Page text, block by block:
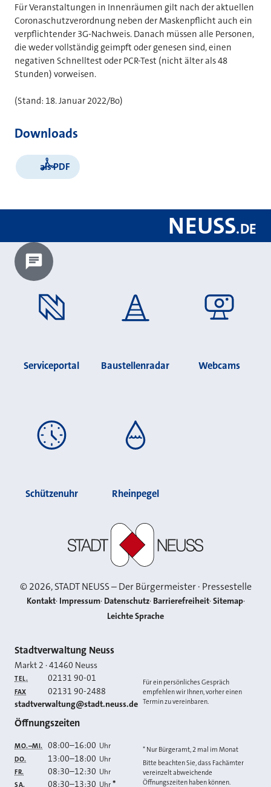
Für Veranstaltungen in Innenräumen gilt nach der aktuellen
Coronaschutzverordnung neben der Maskenpflicht auch ein
verpflichtender 3G-Nachweis. Danach müssen alle Personen,
die weder vollständig geimpft oder genesen sind, einen
negativen Schnelltest oder PCR-Test (nicht älter als 48
Stunden) vorweisen.
(Stand: 18. Januar 2022/Bo)
Downloads
als PDF
NEUSS.DE
Chatbot laden?
Serviceportal Baustellenradar Webcams
Schützenuhr Rheinpegel
©2026, STADT NEUSS – Der Bürgermeister · Pressestelle
Kontakt Impressum Datenschutz Barrierefreiheit Sitemap
Leichte Sprache
Kontakt
Stadtverwaltung Neuss
Markt 2 ·41460 Neuss
TEL. 02131 90-01
FAX 02131 90-2488
E-MAIL
stadtverwaltung@stadt.neuss.de
Für ein persönliches Gespräch
empfehlen wir Ihnen, vorher einen
Termin zu vereinbaren.
Öffnungszeiten
MO.–MI. 08:00–16:00 Uhr
DO. 13:00–18:00 Uhr
FR. 08:30–12:30 Uhr
SA. 08:30–13:30 Uhr *
* Nur Bürgeramt, 2 mal im Monat
Bitte beachten Sie, dass Fachämter
vereinzelt abweichende
Öffnungszeiten haben können.